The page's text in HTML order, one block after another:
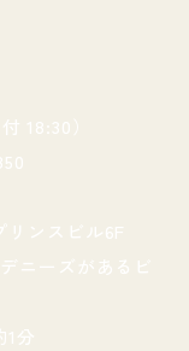
18:30）
リンスビル6F
ニーズがあるビ
分